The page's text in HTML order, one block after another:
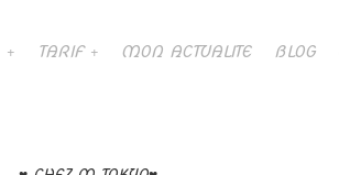
TARIF MON ACTUALITE BLOG